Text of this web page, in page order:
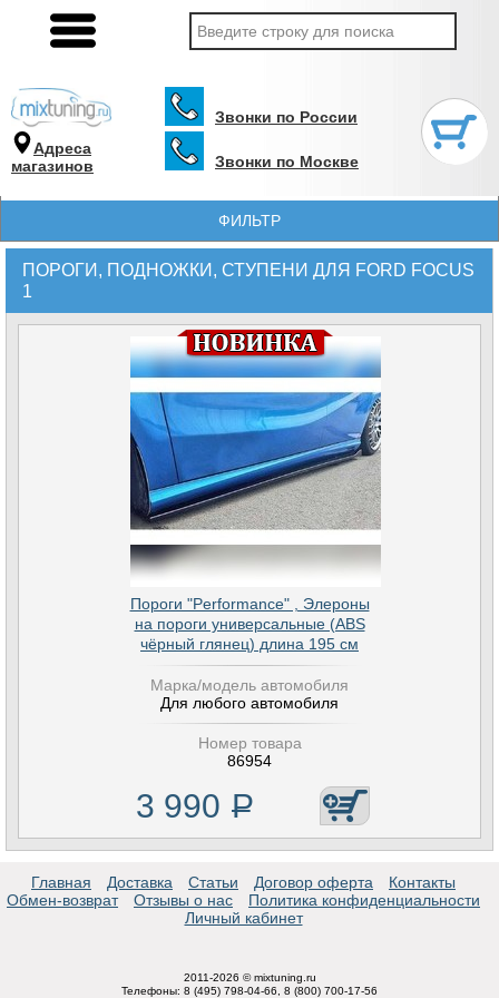
Адреса
магазинов
Звонки по России
Звонки по Москве
ФИЛЬТР
ПОРОГИ, ПОДНОЖКИ, СТУПЕНИ ДЛЯ FORD FOCUS
1
Пороги "Performance" , Элероны
на пороги универсальные (ABS
чёрный глянец) длина 195 см
Марка/модель автомобиля
Для любого автомобиля
Номер товара
86954
3 990 Р
Главная Доставка Статьи Договор оферта
Контакты
Обмен-возврат
Отзывы о нас
Политика конфиденциальности
Личный кабинет
2011-2026 © mixtuning.ru
Телефоны: 8 (495) 798-04-66, 8 (800) 700-17-56